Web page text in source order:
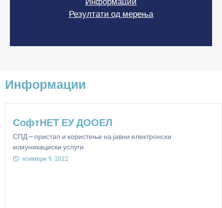
Резултати од мерења
Информации
СофтНЕТ ЕУ ДООЕЛ
СПД – пристап и користење на јавни електронски
комуникациски услуги
ноември 9, 2022